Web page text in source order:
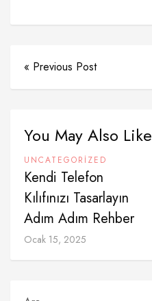
« Previous Post
You May Also Like
UNCATEGORIZED
Kendi Telefon
Kılıfınızı Tasarlayın
Adım Adım Rehber
Ocak 15, 2025